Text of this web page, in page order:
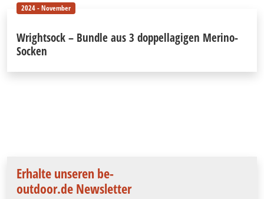
2024 - November
Wrightsock – Bundle aus 3 doppellagigen Merino-
Socken
Erhalte unseren be-
outdoor.de Newsletter